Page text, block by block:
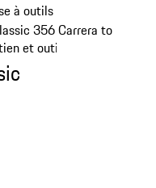
à outils
356 Carrera to
et outils